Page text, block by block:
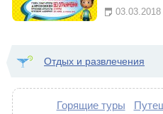
03.03.2018
Отдых и развлечения
Горящие туры